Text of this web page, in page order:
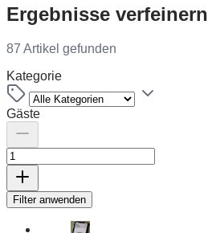
Ergebnisse verfeinern
87 Artikel gefunden
Kategorie
Gäste
Filter anwenden